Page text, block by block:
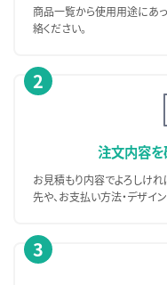
商品一覧から使用用途にあっ
絡ください。
2
注文内容を
お見積もり内容でよろしけれ
先や、お支払い方法・デザイ
3